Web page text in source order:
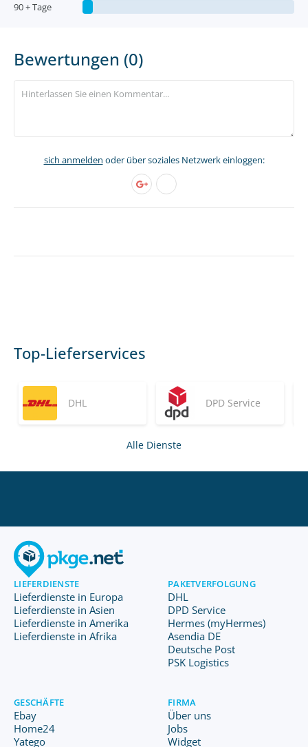
90 + Tage
Bewertungen (0)
sich anmelden oder über soziales Netzwerk einloggen:
Top-Lieferservices
DHL DPD Service
Alle Dienste
LIEFERDIENSTE
Lieferdienste in Europa
Lieferdienste in Asien
Lieferdienste in Amerika
Lieferdienste in Afrika
PAKETVERFOLGUNG
DHL
DPD Service
Hermes (myHermes)
Asendia DE
Deutsche Post
PSK Logistics
GESCHÄFTE
Ebay
Home24
Yatego
FIRMA
Über uns
Jobs
Widget